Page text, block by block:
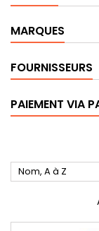
MARQUES
FOURNISSEURS
PAIEMENT VIA
Nom, A à Z